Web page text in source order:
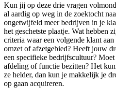
Kun jij op deze drie vragen
al aardig op weg in de zoektocht
ongetwijfeld meer bedrijven in je
het geschetste plaatje. Wat hebben
criteria waar een volgende klant
omzet of afzetgebied? Heeft jouw
een specifieke bedrijfscultuur?
afdeling of functie bezitten? Het
ze helder, dan kun je makkelijk je
op gaan acquireren.